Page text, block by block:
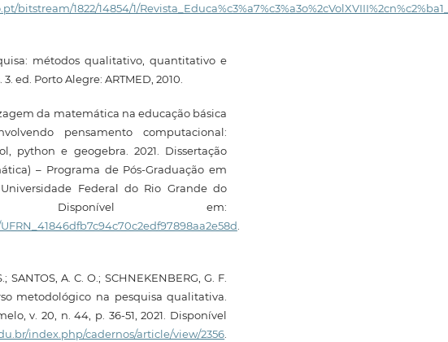
1822/14854/1/
métodos qualitativo, quantitativo e
ed. Porto Alegre: ARTMED, 2010.
da matemática na educação básica
pensamento computacional:
python e geogebra. 2021. Dissertação
– Programa de Pós-Graduação em
Federal do Rio Grande do
Disponível em:
SANTOS, A. C. O.; SCHNEKENBERG, G. F.
metodológico na pesquisa qualitativa.
v. 20, n. 44, p. 36-51, 2021. Disponível
index.php/cadernos/article/view/2356.